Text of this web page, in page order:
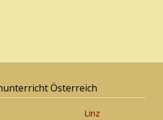
Österreich
Linz